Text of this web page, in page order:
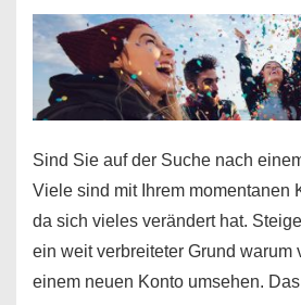
ohne
Einkommensnachweis
Sind Sie auf der Suche nach
Viele sind mit Ihrem momentanen
da sich vieles verändert hat.
ein weit verbreiteter Grund warum
einem neuen Konto umsehen.